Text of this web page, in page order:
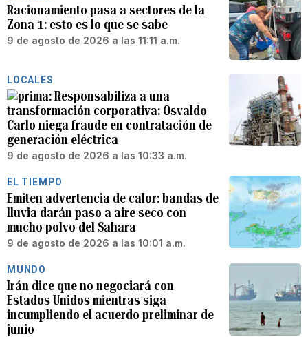
Racionamiento pasa a sectores de la
Zona 1: esto es lo que se sabe
9 de agosto de 2026 a las 11:11 a.m.
LOCALES
Responsabiliza a una
transformación corporativa: Osvaldo
Carlo niega fraude en contratación de
generación eléctrica
9 de agosto de 2026 a las 10:33 a.m.
EL TIEMPO
Emiten advertencia de calor: bandas de
lluvia darán paso a aire seco con
mucho polvo del Sahara
9 de agosto de 2026 a las 10:01 a.m.
MUNDO
Irán dice que no negociará con
Estados Unidos mientras siga
incumpliendo el acuerdo preliminar de
junio